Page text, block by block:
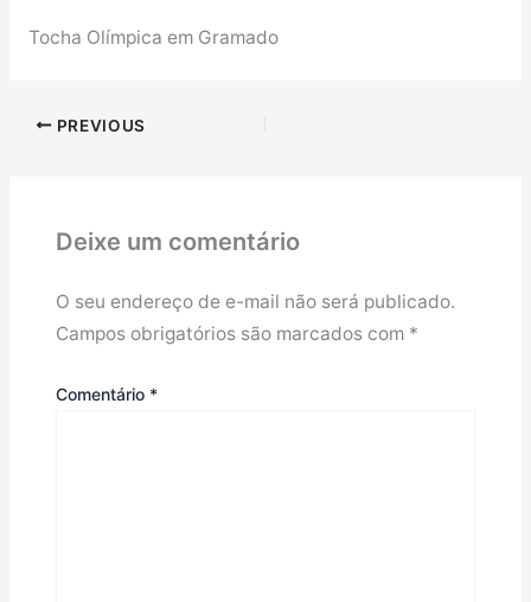
Tocha Olímpica em Gramado
PREVIOUS
Deixe um comentário
O seu endereço de e-mail não será publicado.
Campos obrigatórios são marcados com *
Comentário *